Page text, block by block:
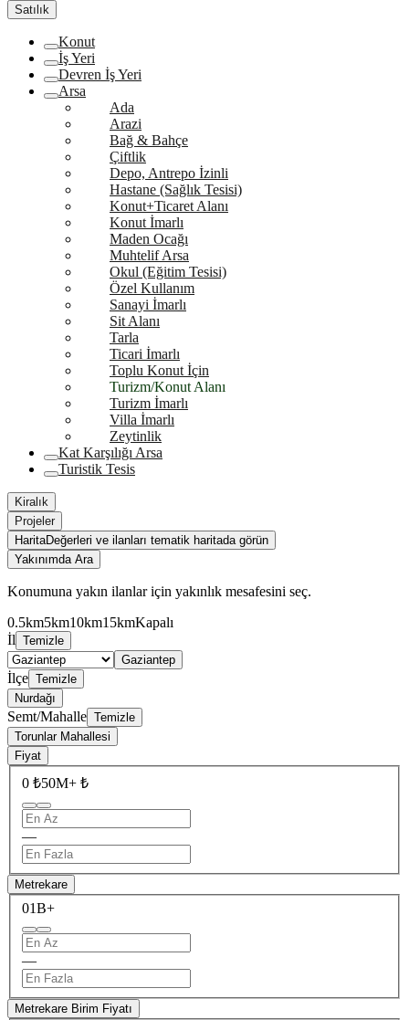
Satılık
Konut
İş Yeri
Devren İş Yeri
Arsa
Ada
Arazi
Bağ & Bahçe
Çiftlik
Depo, Antrepo İzinli
Hastane (Sağlık Tesisi)
Konut+Ticaret Alanı
Konut İmarlı
Maden Ocağı
Muhtelif Arsa
Okul (Eğitim Tesisi)
Özel Kullanım
Sanayi İmarlı
Sit Alanı
Tarla
Ticari İmarlı
Toplu Konut İçin
Turizm/Konut Alanı
Turizm İmarlı
Villa İmarlı
Zeytinlik
Kat Karşılığı Arsa
Turistik Tesis
Kiralık
Projeler
HaritaDeğerleri ve ilanları tematik haritada görün
Yakınımda Ara
Konumuna yakın ilanlar için yakınlık mesafesini seç.
0.5km5km10km15kmKapalı
İl Temizle
Gaziantep
İlçe Temizle
Nurdağı
Semt/Mahalle Temizle
Torunlar Mahallesi
Fiyat
0 ₺50M+ ₺
—
Metrekare
01B+
—
Metrekare Birim Fiyatı